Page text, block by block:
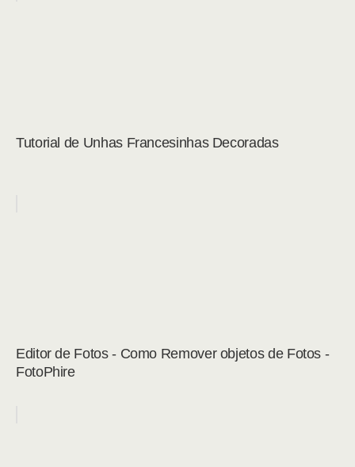
Tutorial de Unhas Francesinhas Decoradas
Editor de Fotos - Como Remover objetos de Fotos -
FotoPhire